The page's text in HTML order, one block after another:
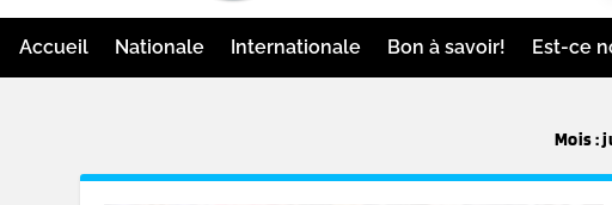
Accueil Nationale Internationale Bon à savoir! Est-ce
Mois :